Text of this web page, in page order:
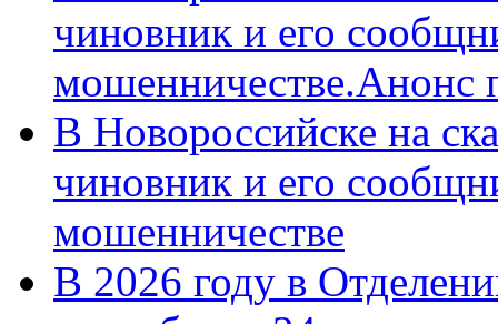
чиновник и его
мошенничестве.Анонс
В Новороссийске на
чиновник и его
мошенничестве
В 2026 году в